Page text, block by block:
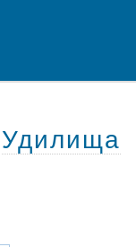
Удилища